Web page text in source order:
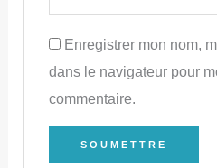
Enregistrer mon nom,
dans le navigateur pour
commentaire.